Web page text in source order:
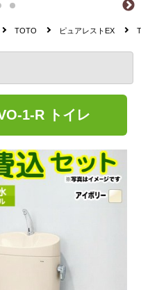
TOTO ピュアレストEX
1-R トイレ